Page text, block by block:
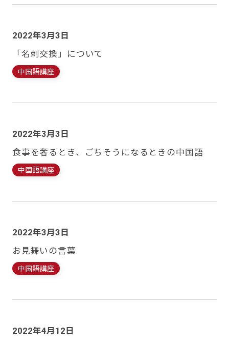
2022年3月3日
「名刺交換」について
中国語講座
2022年3月3日
食事を奢るとき、ごちそうになるときの中国語
中国語講座
2022年3月3日
お見舞いの言葉
中国語講座
2022年4月12日